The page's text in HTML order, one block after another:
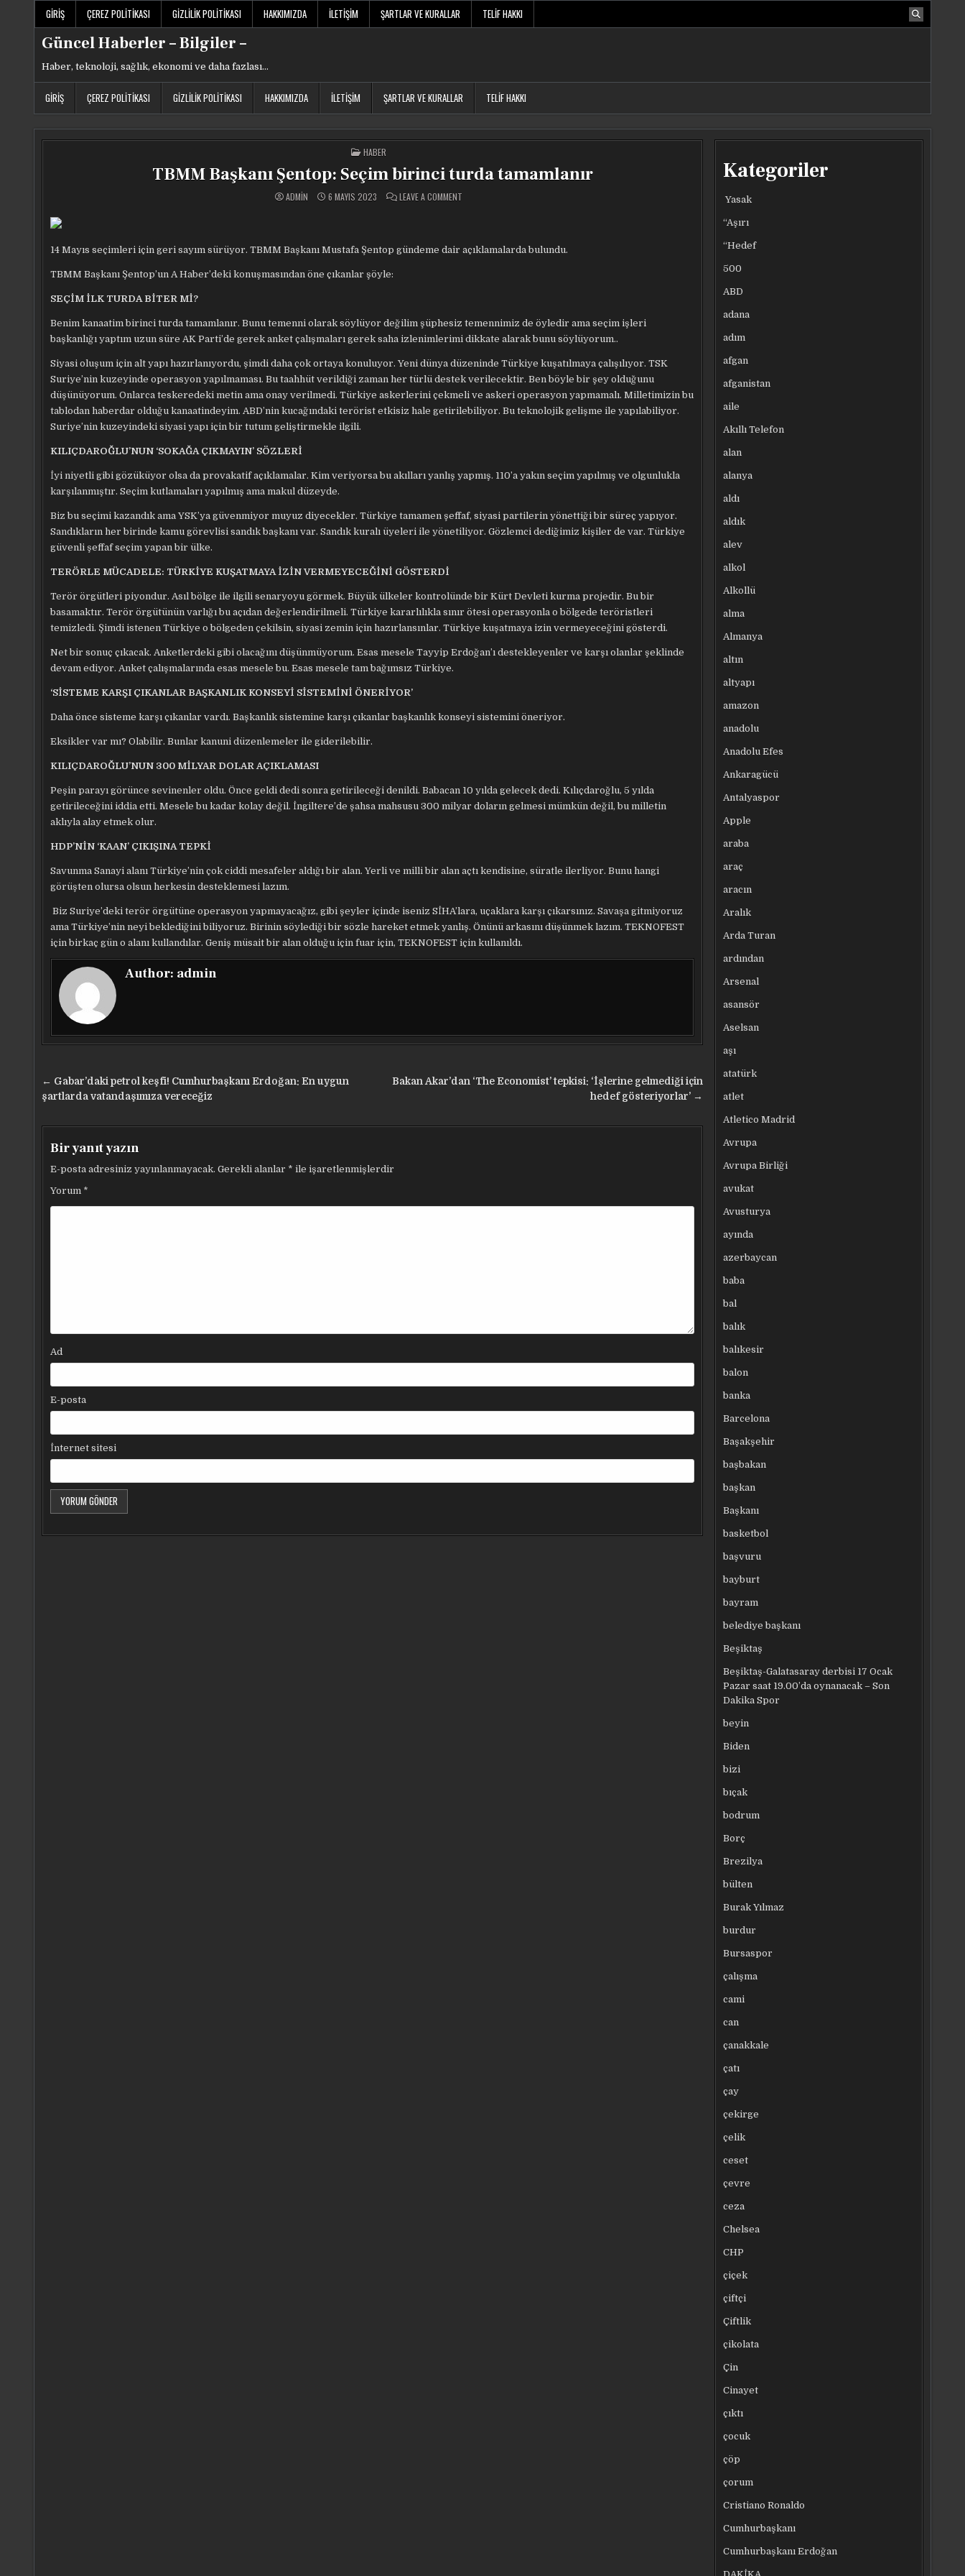
GIRIŞ ÇEREZ POLITIKASI GIZLILIK POLITIKASI HAKKIMIZDA İLETIŞIM ŞARTLAR VE KURALLAR TELIF HAKKI
Güncel Haberler – Bilgiler –
Haber, teknoloji, sağlık, ekonomi ve daha fazlası…
GIRIŞ ÇEREZ POLITIKASI GIZLILIK POLITIKASI HAKKIMIZDA İLETIŞIM ŞARTLAR VE KURALLAR TELIF HAKKI
POSTED
IN
HABER
TBMM Başkanı Şentop: Seçim birinci turda tamamlanır
ADMIN 6 MAYIS 2023 LEAVE A COMMENT
TURDA
TAMAMLANIR
14 Mayıs seçimleri için geri sayım sürüyor. TBMM Başkanı Mustafa Şentop gündeme dair açıklamalarda bulundu.
TBMM Başkanı Şentop’un A Haber’deki konuşmasından öne çıkanlar şöyle:
SEÇİM İLK TURDA BİTER Mİ?
Benim kanaatim birinci turda tamamlanır. Bunu temenni olarak söylüyor değilim şüphesiz temennimiz de öyledir ama seçim işleri
başkanlığı yaptım uzun süre AK Parti’de gerek anket çalışmaları gerek saha izlenimlerimi dikkate alarak bunu söylüyorum..
Siyasi oluşum için alt yapı hazırlanıyordu, şimdi daha çok ortaya konuluyor. Yeni dünya düzeninde Türkiye kuşatılmaya çalışılıyor. TSK
Suriye’nin kuzeyinde operasyon yapılmaması. Bu taahhüt verildiği zaman her türlü destek verilecektir. Ben böyle bir şey olduğunu
düşünüyorum. Onlarca teskeredeki metin ama onay verilmedi. Türkiye askerlerini çekmeli ve askeri operasyon yapmamalı. Milletimizin bu
tablodan haberdar olduğu kanaatindeyim. ABD’nin kucağındaki terörist etkisiz hale getirilebiliyor. Bu teknolojik gelişme ile yapılabiliyor.
Suriye’nin kuzeyindeki siyasi yapı için bir tutum geliştirmekle ilgili.
KILIÇDAROĞLU’NUN ‘SOKAĞA ÇIKMAYIN’ SÖZLERİ
İyi niyetli gibi gözüküyor olsa da provakatif açıklamalar. Kim veriyorsa bu akılları yanlış yapmış. 110’a yakın seçim yapılmış ve olgunlukla
karşılanmıştır. Seçim kutlamaları yapılmış ama makul düzeyde.
Biz bu seçimi kazandık ama YSK’ya güvenmiyor muyuz diyecekler. Türkiye tamamen şeffaf, siyasi partilerin yönettiği bir süreç yapıyor.
Sandıkların her birinde kamu görevlisi sandık başkanı var. Sandık kuralı üyeleri ile yönetiliyor. Gözlemci dediğimiz kişiler de var. Türkiye
güvenli şeffaf seçim yapan bir ülke.
TERÖRLE MÜCADELE: TÜRKİYE KUŞATMAYA İZİN VERMEYECEĞİNİ GÖSTERDİ
Terör örgütleri piyondur. Asıl bölge ile ilgili senaryoyu görmek. Büyük ülkeler kontrolünde bir Kürt Devleti kurma projedir. Bu bir
basamaktır. Terör örgütünün varlığı bu açıdan değerlendirilmeli. Türkiye kararlılıkla sınır ötesi operasyonla o bölgede teröristleri
temizledi. Şimdi istenen Türkiye o bölgeden çekilsin, siyasi zemin için hazırlansınlar. Türkiye kuşatmaya izin vermeyeceğini gösterdi.
Net bir sonuç çıkacak. Anketlerdeki gibi olacağını düşünmüyorum. Esas mesele Tayyip Erdoğan’ı destekleyenler ve karşı olanlar şeklinde
devam ediyor. Anket çalışmalarında esas mesele bu. Esas mesele tam bağımsız Türkiye.
‘SİSTEME KARŞI ÇIKANLAR BAŞKANLIK KONSEYİ SİSTEMİNİ ÖNERİYOR’
Daha önce sisteme karşı çıkanlar vardı. Başkanlık sistemine karşı çıkanlar başkanlık konseyi sistemini öneriyor.
Eksikler var mı? Olabilir. Bunlar kanuni düzenlemeler ile giderilebilir.
KILIÇDAROĞLU’NUN 300 MİLYAR DOLAR AÇIKLAMASI
Peşin parayı görünce sevinenler oldu. Önce geldi dedi sonra getirileceği denildi. Babacan 10 yılda gelecek dedi. Kılıçdaroğlu, 5 yılda
getirileceğini iddia etti. Mesele bu kadar kolay değil. İngiltere’de şahsa mahsusu 300 milyar doların gelmesi mümkün değil, bu milletin
aklıyla alay etmek olur.
HDP’NİN ‘KAAN’ ÇIKIŞINA TEPKİ
Savunma Sanayi alanı Türkiye’nin çok ciddi mesafeler aldığı bir alan. Yerli ve milli bir alan açtı kendisine, süratle ilerliyor. Bunu hangi
görüşten olursa olsun herkesin desteklemesi lazım.
Biz Suriye’deki terör örgütüne operasyon yapmayacağız, gibi şeyler içinde iseniz SİHA’lara, uçaklara karşı çıkarsınız. Savaşa gitmiyoruz
ama Türkiye’nin neyi beklediğini biliyoruz. Birinin söylediği bir sözle hareket etmek yanlış. Önünü arkasını düşünmek lazım. TEKNOFEST
için birkaç gün o alanı kullandılar. Geniş müsait bir alan olduğu için fuar için, TEKNOFEST için kullanıldı.
Author: admin
Yazı
gezinmesi
Bakan Akar’dan ‘The Economist’ tepkisi: ‘İşlerine gelmediği için
hedef gösteriyorlar’ →
← Gabar’daki petrol keşfi! Cumhurbaşkanı Erdoğan: En uygun
şartlarda vatandaşımıza vereceğiz
Bir yanıt yazın
E-posta adresiniz yayınlanmayacak. Gerekli alanlar * ile işaretlenmişlerdir
Yorum *
Ad
E-posta
İnternet sitesi
Kategoriler
Yasak
“Aşırı
“Hedef
500
ABD
adana
adım
afgan
afganistan
aile
Akıllı Telefon
alan
alanya
aldı
aldık
alev
alkol
Alkollü
alma
Almanya
altın
altyapı
amazon
anadolu
Anadolu Efes
Ankaragücü
Antalyaspor
Apple
araba
araç
aracın
Aralık
Arda Turan
ardından
Arsenal
asansör
Aselsan
aşı
atatürk
atlet
Atletico Madrid
Avrupa
Avrupa Birliği
avukat
Avusturya
ayında
azerbaycan
baba
bal
balık
balıkesir
balon
banka
Barcelona
Başakşehir
başbakan
başkan
Başkanı
basketbol
başvuru
bayburt
bayram
belediye başkanı
Beşiktaş
Beşiktaş-Galatasaray derbisi 17 Ocak
Pazar saat 19.00’da oynanacak – Son
Dakika Spor
beyin
Biden
bizi
bıçak
bodrum
Borç
Brezilya
bülten
Burak Yılmaz
burdur
Bursaspor
çalışma
cami
can
çanakkale
çatı
çay
çekirge
çelik
ceset
çevre
ceza
Chelsea
CHP
çiçek
çiftçi
Çiftlik
çikolata
Çin
Cinayet
çıktı
çocuk
çöp
çorum
Cristiano Ronaldo
Cumhurbaşkanı
Cumhurbaşkanı Erdoğan